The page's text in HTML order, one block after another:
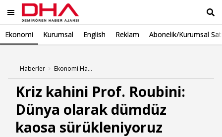
Ekonomi Kurumsal English Reklam Abonelik/Kurumsal
Haberler Ekonomi Haberleri
Kriz kahini Prof. Roubini:
Dünya olarak dümdüz
kaosa sürükleniyoruz